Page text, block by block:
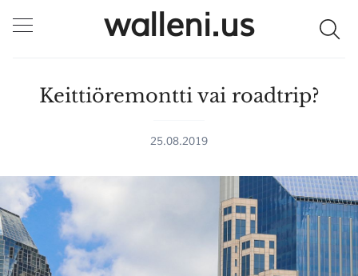
walleni.us
Keittiöremontti vai roadtrip?
25.08.2019